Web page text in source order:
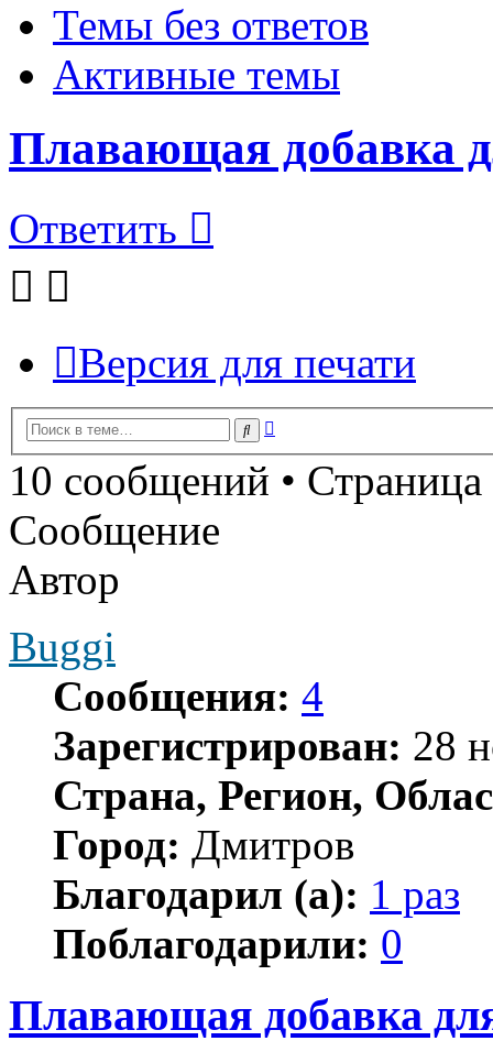
Темы без ответов
Активные темы
Плавающая добавка
Ответить
Версия для печати
Поиск
10 сообщений • Страница
Сообщение
Автор
Buggi
Сообщения: 4
Зарегистрирован: 28
Страна, Регион,
Город: Дмитров
Благодарил (а): 1 раз
Поблагодарили: 0
Плавающая добавка